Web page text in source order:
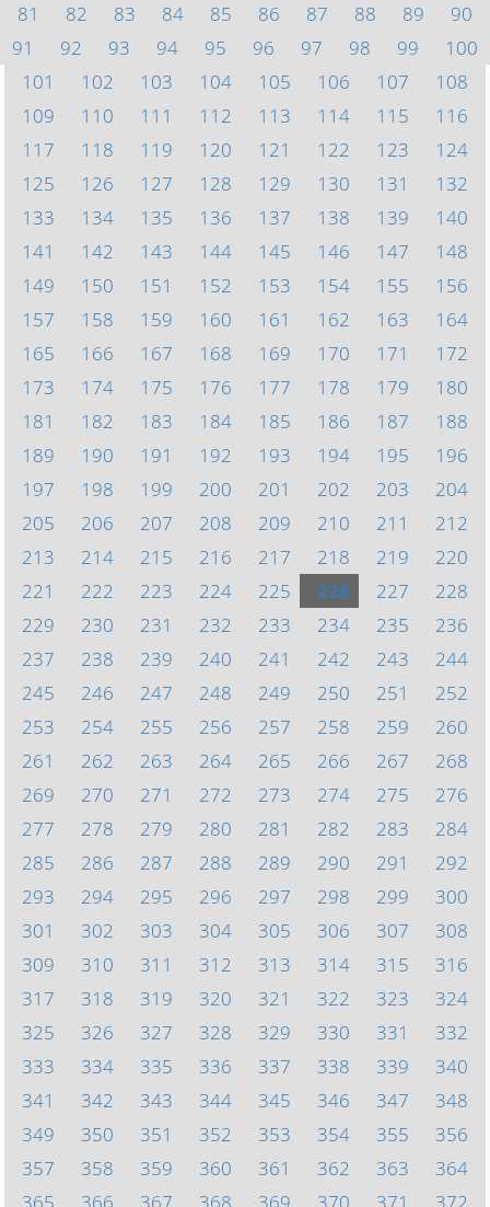
81
82 83 84 85 86 87 88 89
90
91
92 93 94 95 96 97 98 99
100
101
102 103 104 105 106 107
108
109
110 111 112 113 114 115
116
117
118 119 120 121 122 123
124
125
126 127 128 129 130 131
132
133
134 135 136 137 138 139
140
141
142 143 144 145 146 147
148
149
150 151 152 153 154 155
156
157
158 159 160 161 162 163
164
165
166 167 168 169 170 171
172
173
174 175 176 177 178 179
180
181
182 183 184 185 186 187
188
189
190 191 192 193 194 195
196
197
198 199 200 201 202 203
204
205
206 207 208 209 210 211
212
213
214 215 216 217 218 219
220
221
222 223 224 225 226 227
228
229
230 231 232 233 234 235
236
237
238 239 240 241 242 243
244
245
246 247 248 249 250 251
252
253
254 255 256 257 258 259
260
261
262 263 264 265 266 267
268
269
270 271 272 273 274 275
276
277
278 279 280 281 282 283
284
285
286 287 288 289 290 291
292
293
294 295 296 297 298 299
300
301
302 303 304 305 306 307
308
309
310 311 312 313 314 315
316
317
318 319 320 321 322 323
324
325
326 327 328 329 330 331
332
333
334 335 336 337 338 339
340
341
342 343 344 345 346 347
348
349
350 351 352 353 354 355
356
357
358 359 360 361 362 363
364